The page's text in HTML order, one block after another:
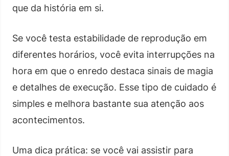
que da história em si.
Se você testa estabilidade de reprodução em
diferentes horários, você evita interrupções na
hora em que o enredo destaca sinais de magia
e detalhes de execução. Esse tipo de cuidado é
simples e melhora bastante sua atenção aos
acontecimentos.
Uma dica prática: se você vai assistir para